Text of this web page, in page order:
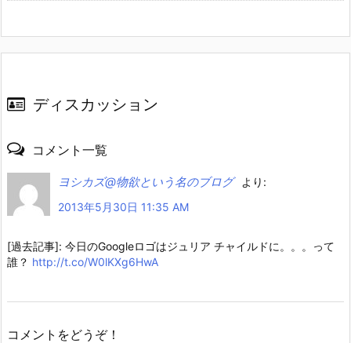
ディスカッション
コメント一覧
ヨシカズ@物欲という名のブログ
より:
2013年5月30日 11:35 AM
[過去記事]: 今日のGoogleロゴはジュリア チャイルドに。。。って
誰？ http://t.co/W0lKXg6HwA
コメントをどうぞ！